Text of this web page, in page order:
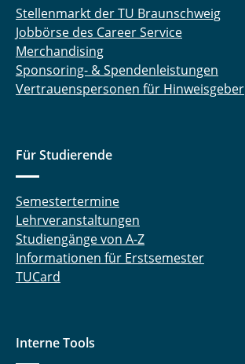
Stellenmarkt der TU Braunschweig
Jobbörse des Career Service
Merchandising
Sponsoring- & Spendenleistungen
Vertrauenspersonen für Hinweisgeber
Für Studierende
Semestertermine
Lehrveranstaltungen
Studiengänge von A-Z
Informationen für Erstsemester
TUCard
Interne Tools